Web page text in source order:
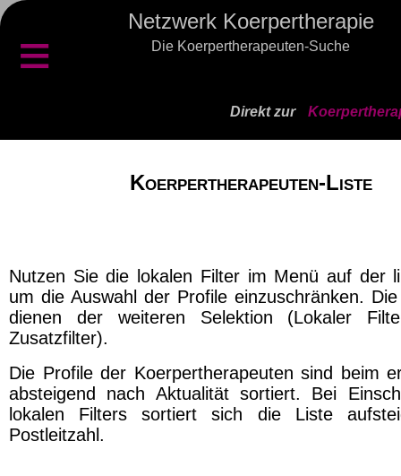
Netzwerk Koerpertherapie
Die Koerpertherapeuten-Suche
≡
Direkt zur
Koerpertherapeuten-Liste
Nutzen Sie die lokalen Filter im Menü auf der
um die Auswahl der Profile einzuschränken.
dienen der weiteren Selektion (Lokaler
Zusatzfilter).
Die Profile der Koerpertherapeuten sind beim
absteigend nach Aktualität sortiert. Bei
lokalen Filters sortiert sich die Liste
Postleitzahl.